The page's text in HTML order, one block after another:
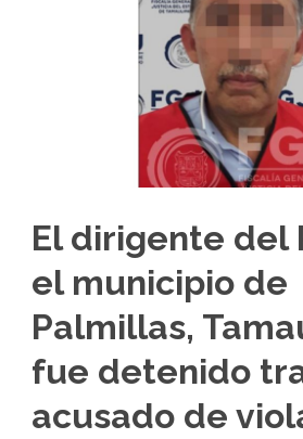
El dirigente del
el municipio de
Palmillas,
fue detenido
acusado de